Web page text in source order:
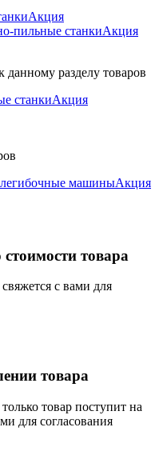
Акция
пильные станкиАкция
станкиАкция
машиныАкция
товара
с вами для
товара
товар поступит на
для согласования